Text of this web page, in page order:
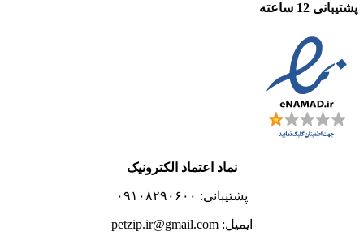
پشتیبانی 12 ساعته
نماد اعتماد الکترونیک
پشتیبانی: ۰۹۱۰۸۲۹۰۶۰۰
ایمیل: petzip.ir@gmail.com